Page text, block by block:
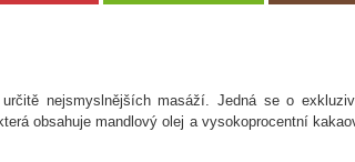
nejsmyslnějších masáží. Jedná se o
obsahuje mandlový olej a vysokoprocentní